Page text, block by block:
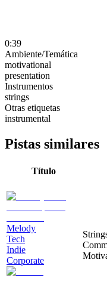
0:39
Ambiente/Temática
motivational
presentation
Instrumentos
strings
Otras etiquetas
instrumental
Pistas similares
Título
Melody
Tech
Indie
Corporate